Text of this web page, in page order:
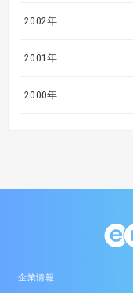
2002年
2001年
2000年
企業情報